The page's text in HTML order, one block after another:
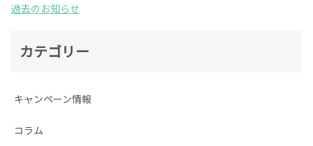
過去のお知らせ
カテゴリー
キャンペーン情報
コラム